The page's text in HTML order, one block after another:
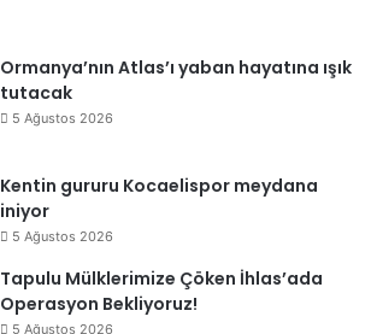
Ormanya’nın Atlas’ı yaban hayatına ışık
tutacak
5 Ağustos 2026
Kentin gururu Kocaelispor meydana
iniyor
5 Ağustos 2026
Tapulu Mülklerimize Çöken İhlas’ada
Operasyon Bekliyoruz!
5 Ağustos 2026